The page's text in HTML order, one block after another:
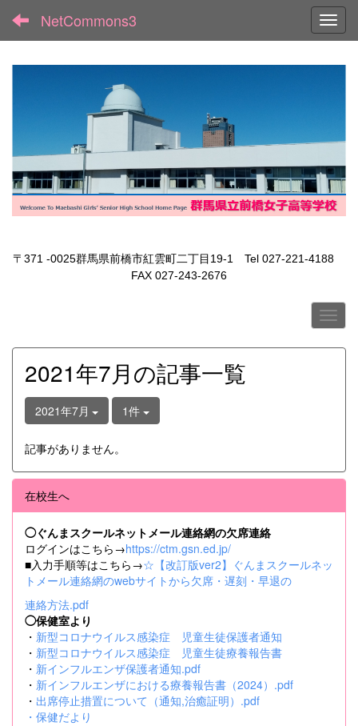
NetCommons3
〒371 -0025群馬県前橋市紅雲町二丁目19-1 Tel 027-221-4188
FAX 027-243-2676
2021年7月の記事一覧
2021年7月 1件
記事がありません。
在校生へ
◯ぐんまスクールネットメール連絡網の欠席連絡
ログインはこちら→https://ctm.gsn.ed.jp/
■入力手順等はこちら→☆【改訂版ver2】ぐんまスクールネッ
トメール連絡網のwebサイトから欠席・遅刻・早退の
連絡方法.pdf
◯保健室より
・ 新型コロナウイルス感染症 児童生徒保護者通知
・ 新型コロナウイルス感染症 児童生徒療養報告書
・ 新インフルエンザ保護者通知.pdf
・ 新インフルエンザにおける療養報告書（2024）.pdf
・ 出席停止措置について（通知,治癒証明）.pdf
・ 保健だより